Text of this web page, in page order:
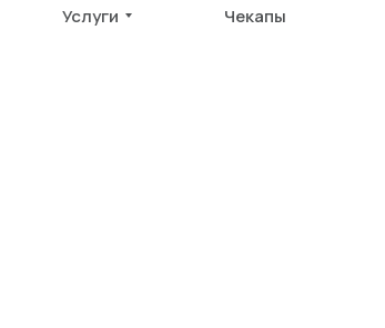
Услуги Чекапы